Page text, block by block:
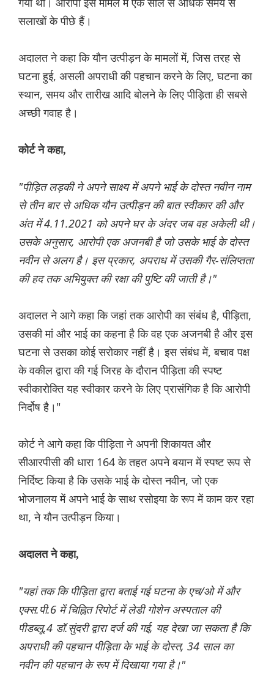
सलाखों के पीछे हैं।
अदालत ने कहा कि यौन उत्पीड़न के मामलों में, जिस तरह से
घटना हुई, असली अपराधी की पहचान करने के लिए, घटना का
स्थान, समय और तारीख आदि बोलने के लिए पीड़िता ही सबसे
अच्छी गवाह है।
कोर्ट ने कहा,
"पीड़ित लड़की ने अपने साक्ष्य में अपने भाई के दोस्त नवीन नाम
से तीन बार से अधिक यौन उत्पीड़न की बात स्वीकार की और
अंत में 4.11.2021 को अपने घर के अंदर जब वह अकेली थी।
उसके अनुसार, आरोपी एक अजनबी है जो उसके भाई के दोस्त
नवीन से अलग है। इस प्रकार, अपराध में उसकी गैर-संलिप्तता
की हद तक अभियुक्त की रक्षा की पुष्टि की जाती है।"
अदालत ने आगे कहा कि जहां तक आरोपी का संबंध है, पीड़िता,
उसकी मां और भाई का कहना है कि वह एक अजनबी है और इस
घटना से उसका कोई सरोकार नहीं है। इस संबंध में, बचाव पक्ष
के वकील द्वारा की गई जिरह के दौरान पीड़िता की स्पष्ट
स्वीकारोक्ति यह स्वीकार करने के लिए प्रासंगिक है कि आरोपी
निर्दोष है।"
कोर्ट ने आगे कहा कि पीड़िता ने अपनी शिकायत और
सीआरपीसी की धारा 164 के तहत अपने बयान में स्पष्ट रूप से
निर्दिष्ट किया है कि उसके भाई के दोस्त नवीन, जो एक
भोजनालय में अपने भाई के साथ रसोइया के रूप में काम कर रहा
था, ने यौन उत्पीड़न किया।
अदालत ने कहा,
"यहां तक कि पीड़िता द्वारा बताई गई घटना के एच/ओ में और
एक्स.पी.6 में चिह्नित रिपोर्ट में लेडी गोशेन अस्पताल की
पीडब्लू.4 डॉ.सुंदरी द्वारा दर्ज की गई, यह देखा जा सकता है कि
अपराधी की पहचान पीड़िता के भाई के दोस्त, 34 साल का
नवीन की पहचान के रूप में दिखाया गया है।"